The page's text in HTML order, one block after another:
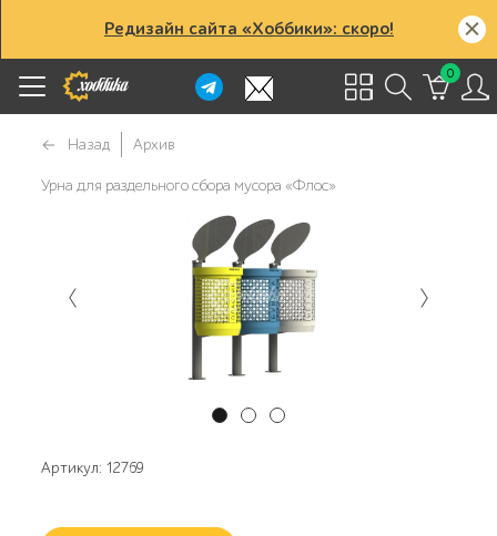
Редизайн сайта «Хоббики»: скоро!
0
Назад Архив
Урна для раздельного сбора мусора «Флос»
Артикул: 12769